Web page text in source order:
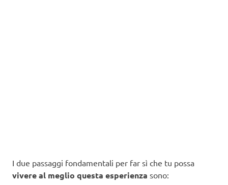
I due passaggi fondamentali per far sì che tu possa
vivere al meglio questa esperienza sono: